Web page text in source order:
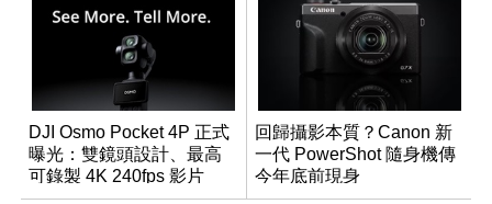
DJI Osmo Pocket 4P 正式
曝光：雙鏡頭設計、最高
可錄製 4K 240fps 影片
回歸攝影本質？Canon 新
一代 PowerShot 隨身機傳
今年底前現身